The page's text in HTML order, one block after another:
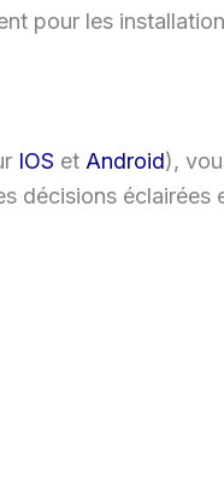
pour les
IOS et Android),
décisions